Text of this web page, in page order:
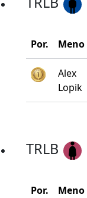
Por. Meno
Alex
Lopik
TRLB
Por. Meno